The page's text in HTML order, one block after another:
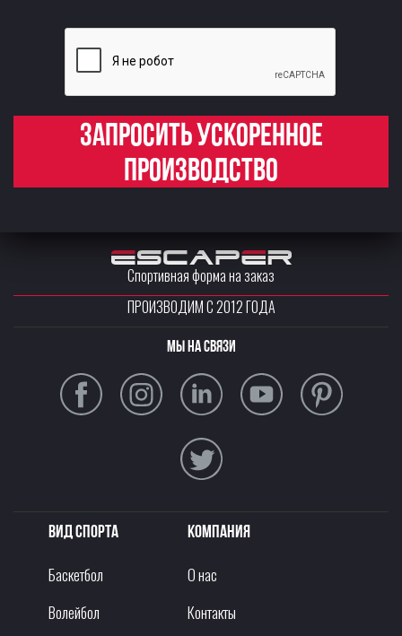
Запросить ускоренное
производство
Спортивная форма на заказ
ПРОИЗВОДИМ С 2012 ГОДА
Мы на связи
Вид спорта
Баскетбол
Волейбол
Компания
О нас
Контакты